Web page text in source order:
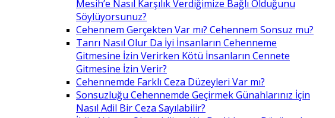
Mesih’e Nasıl Karşılık Verdiğimize Bağlı Olduğunu
Söylüyorsunuz?
Cehennem Gerçekten Var mı? Cehennem Sonsuz mu?
Tanrı Nasıl Olur Da İyi İnsanların Cehenneme
Gitmesine İzin Verirken Kötü İnsanların Cennete
Gitmesine İzin Verir?
Cehennemde Farklı Ceza Düzeyleri Var mı?
Sonsuzluğu Cehennemde Geçirmek Günahlarınız İçin
Nasıl Adil Bir Ceza Sayılabilir?